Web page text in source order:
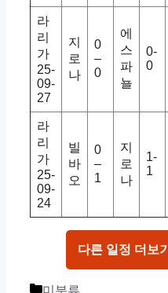
라
리
가
25-
09-
27
지
로
나
0
–
0
에
스
파
뇰
0-
0
라
리
가
25-
09-
24
빌
바
오
0
–
1
지
로
나
1-
1
다른 일정 더보기
Categories
미분류